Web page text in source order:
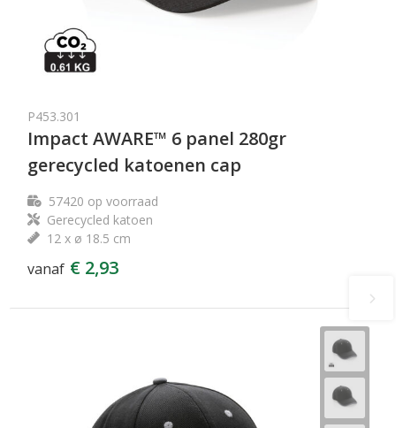
P453.301
Impact AWARE™ 6 panel 280gr
gerecycled katoenen cap
57420 op voorraad
Gerecycled katoen
12 x ø 18.5 cm
vanaf € 2,93